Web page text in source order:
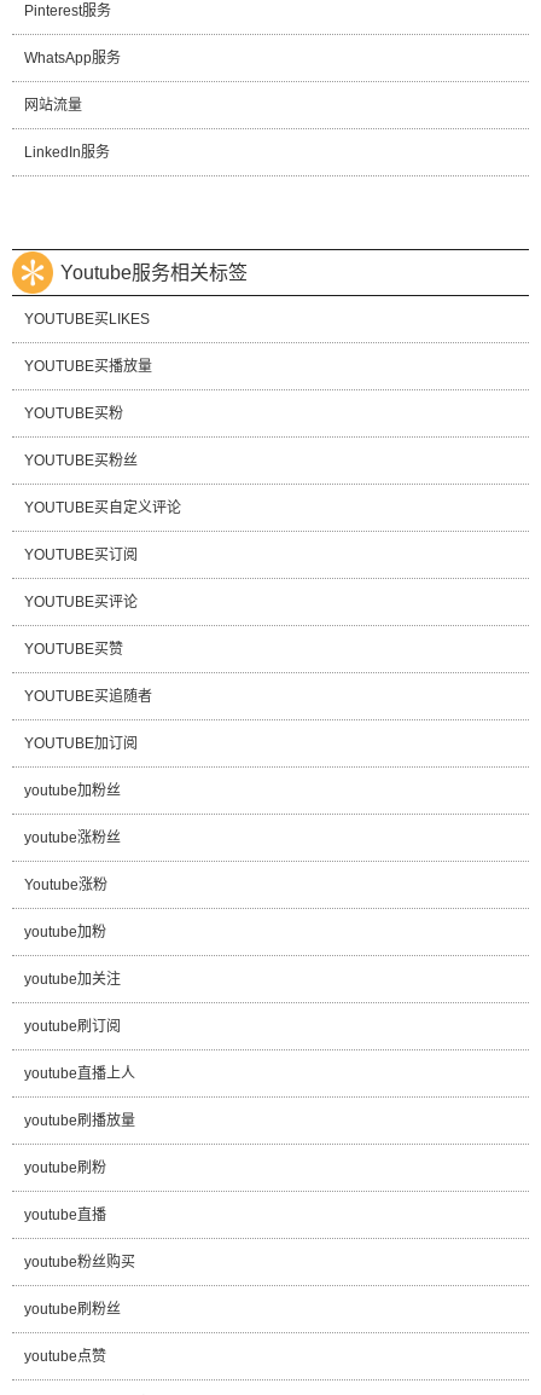
Pinterest服务
WhatsApp服务
网站流量
LinkedIn服务
Youtube服务相关标签
YOUTUBE买LIKES
YOUTUBE买播放量
YOUTUBE买粉
YOUTUBE买粉丝
YOUTUBE买自定义评论
YOUTUBE买订阅
YOUTUBE买评论
YOUTUBE买赞
YOUTUBE买追随者
YOUTUBE加订阅
youtube加粉丝
youtube涨粉丝
Youtube涨粉
youtube加粉
youtube加关注
youtube刷订阅
youtube直播上人
youtube刷播放量
youtube刷粉
youtube直播
youtube粉丝购买
youtube刷粉丝
youtube点赞